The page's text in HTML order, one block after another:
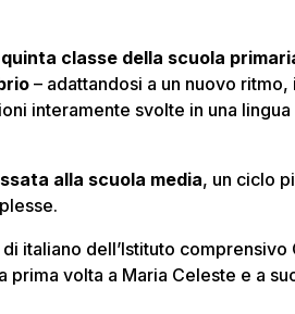
classe della scuola
– adattandosi a un nuovo ritmo,
interamente svolte in una lingua
alla scuola media, un ciclo
italiano dell’Istituto comprensivo
prima volta a Maria Celeste e a